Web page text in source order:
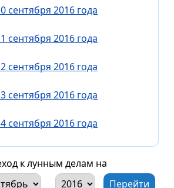
сентября 2016 года
сентября 2016 года
сентября 2016 года
сентября 2016 года
сентября 2016 года
к лунным делам на